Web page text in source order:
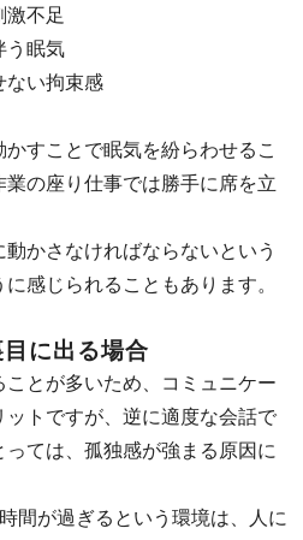
激不足
う眠気
ない拘束感
すことで眠気を紛らわせるこ
の座り仕事では勝手に席を立
かさなければならないという
感じられることもあります。
に出る場合
とが多いため、コミュニケー
トですが、逆に適度な会話で
っては、孤独感が強まる原因に
間が過ぎるという環境は、人に